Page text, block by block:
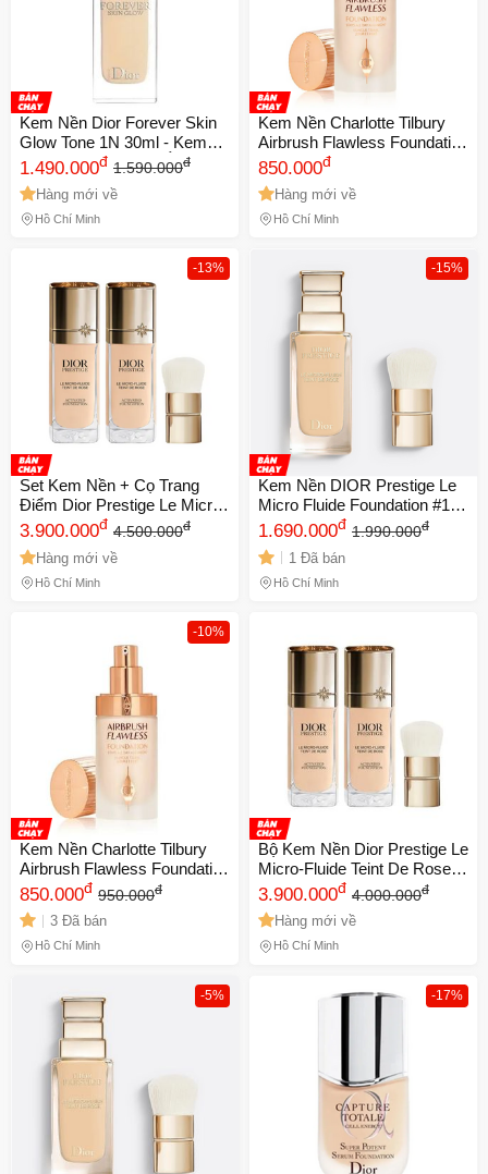
Kem Nền Dior Forever Skin
Glow Tone 1N 30ml - Kem
Trang Điểm Dưỡng Ẩm, Lớp
Nền Rạng Rỡ, Chính Hãng
Từ Dior
1.490.000đ 1.590.000đ
Hàng mới về
Hồ Chí Minh
Kem Nền Charlotte Tilbury
Airbrush Flawless Foundation
Tone 1 Cool/Froid 30ml -
Trang Điểm Cao Cấp, Làn Da
Hoàn Hảo, Tho
850.000đ
Hàng mới về
Hồ Chí Minh
-13%
Set Kem Nền + Cọ Trang
Điểm Dior Prestige Le Micro-
Fluide Teint De Rose Tone 1N
- Hạng Sang, Lớp Nền Tự
Nhiên, Tôn Vinh Vẻ Đẹp Da
3.900.000đ 4.500.000đ
Hàng mới về
Hồ Chí Minh
-15%
Kem Nền DIOR Prestige Le
Micro Fluide Foundation #1N
Neutral - Chất Kem Nhẹ
Nhàng, Lớp Nền Tự Nhiên,
Độ Bền Cao, Giữ Ẩm, Chính
Hãng
1.690.000đ 1.990.000đ
1 Đã bán
Hồ Chí Minh
-10%
Kem Nền Charlotte Tilbury
Airbrush Flawless Foundation
Tone 1 Cool/Froid 30ml - Che
Khuyết Điểm, Lớp Trang
Điểm Tự Nhiên, Chính Hãng
Anh Quốc
850.000đ 950.000đ
3 Đã bán
Hồ Chí Minh
Bộ Kem Nền Dior Prestige Le
Micro-Fluide Teint De Rose
Tone 1N + Cọ Trang Điểm
Chính Hãng - Lớp Nền Hoàn
Hảo, Giữ Màu Lâu Trôi
3.900.000đ 4.000.000đ
Hàng mới về
Hồ Chí Minh
-5% -17%